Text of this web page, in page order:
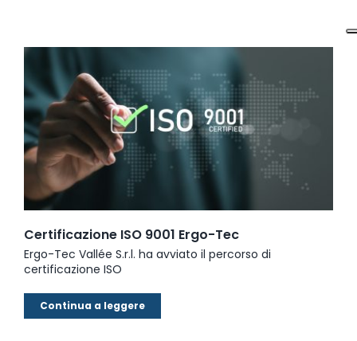
Certificazione ISO 9001 Ergo-Tec
Ergo-Tec Vallée S.r.l. ha avviato il percorso di
certificazione ISO
Continua a leggere